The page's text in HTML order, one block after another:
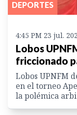
DEPORTES
4:45 PM 23 jul.
Lobos
friccionado
Lobos UPNFM
en el torneo
la polémica